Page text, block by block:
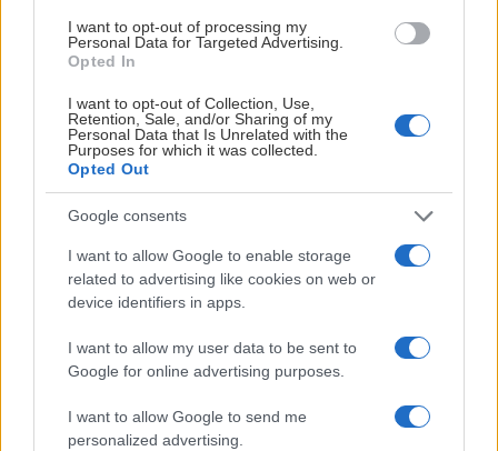
I want to opt-out of processing my
Personal Data for Targeted Advertising.
Opted In
I want to opt-out of Collection, Use,
Retention, Sale, and/or Sharing of my
Personal Data that Is Unrelated with the
Purposes for which it was collected.
Opted Out
Google consents
I want to allow Google to enable storage
related to advertising like cookies on web or
device identifiers in apps.
I want to allow my user data to be sent to
Google for online advertising purposes.
I want to allow Google to send me
personalized advertising.
Luleå Hockey har nu passerat 10 000
medlemmar. Det är fler än vid samma tid förra
året och ett tydligt bevis på det fantastiska
engagemang som finns för föreningen. Nu
fortsätter resan mot ett nytt medlemsrekord –
och målet att bli Sveriges största
medlemsförening inom hockey.
10 000 medlemmar – tack!
Vi har passerat en fantastisk milstolpe.
Över 10 000 personer har nu valt att bli medlemmar i
Luleå Hockey inför den kommande säsongen. Det är
redan över 500 fler än vid samma tid förra året, och
medlemsantalet fortsätter att växa med nya